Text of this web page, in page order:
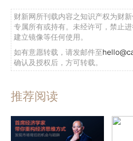
财新网所刊载内容之知识产权为财
专属所有或持有。未经许可，禁止
建立镜像等任何使用。
如有意愿转载，请发邮件至
确认及授权后，方可转载。
推荐阅读